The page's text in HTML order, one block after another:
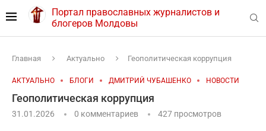
Портал православных журналистов и
блогеров Молдовы
Главная Актуально Геополитическая коррупция
АКТУАЛЬНО БЛОГИ ДМИТРИЙ ЧУБАШЕНКО НОВОСТИ
Геополитическая коррупция
31.01.2026 0 комментариев 427 просмотров